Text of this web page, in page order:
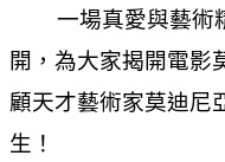
一場真愛與藝術精
開，為大家揭開電影
顧天才藝術家莫迪尼
生！